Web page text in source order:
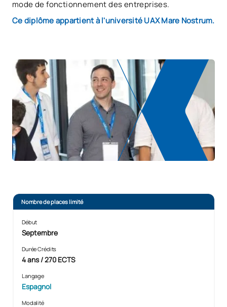
mode de fonctionnement des entreprises.
Ce diplôme appartient à l'université UAX Mare Nostrum.
Nombre de places limité
Début
Septembre
Durée Crédits
4 ans / 270 ECTS
Langage
Espagnol
Modalité